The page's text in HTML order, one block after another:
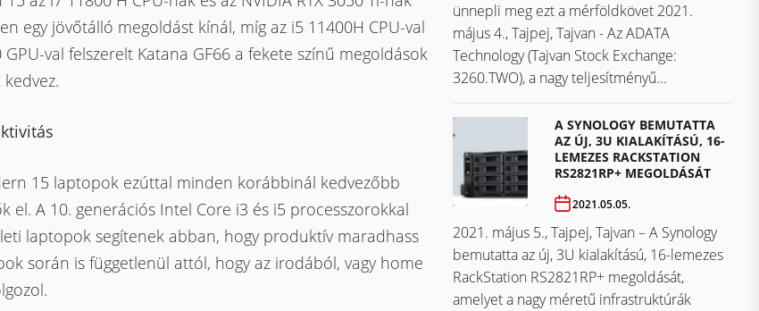
egy jövőtálló megoldást kínál, míg az i5 11400H CPU-val
GPU-val felszerelt Katana GF66 a fekete színű megoldások
15 laptopok ezúttal minden korábbinál kedvezőbb
el. A 10. generációs Intel Core i3 és i5 processzorokkal
laptopok segítenek abban, hogy produktív maradhass
során is függetlenül attól, hogy az irodából, vagy home
ünnepli meg ezt a mérföldkövet ​​​​​​​2021.
május 4., Tajpej, Tajvan - Az ADATA
Technology (Tajvan Stock Exchange:
3260.TWO), a nagy teljesítményű...
A SYNOLOGY BEMUTATTA
AZ ÚJ, 3U KIALAKÍTÁSÚ, 16-
LEMEZES RACKSTATION
RS2821RP+ MEGOLDÁSÁT
2021.05.05.
2021. május 5., Tajpej, Tajvan – A Synology
bemutatta az új, 3U kialakítású, 16-lemezes
RackStation RS2821RP+ megoldását,
amelyet a nagy méretű infrastruktúrák